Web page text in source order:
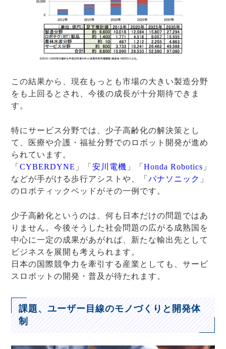
この結果から、現在もっとも市場の大きい製造分野
をも上回るとされ、今後の成長が十分期待できま
す。
特にサービス分野では、少子高齢化の解決策とし
て、医療や介護・福祉分野でのロボット開発が進め
られています。
「 CYBERDYNE 」「 安川電機 」「 Honda Robotics 」
などが手がける歩行アシストや、「 パナソニック 」
のロボティックベッドがその一例です。
少子高齢化というのは、何も日本だけの問題ではあ
りません。今後そうした社会問題の広がる成熟国を
中心に一定の成果があがれば、新たな輸出先として
ビジネスを展開も考えられます。
日本の国際競争力を牽引する産業としても、サービ
スロボットの開発・普及が待たれます。
課題、ユーザー目線のモノづくりと開発体
制